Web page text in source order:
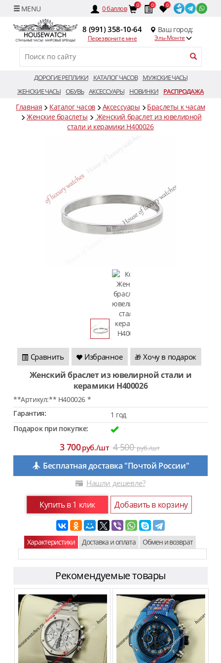
0баллов 0 0 0
8 (991) 358-10-64
Перезвоните мне
Ваш город:
Эль-Монте
ДОРОГИЕ РЕПЛИКИ КАТАЛОГ ЧАСОВ
МУЖСКИЕ ЧАСЫ
ЖЕНСКИЕ ЧАСЫ ОБУВЬ АКСЕССУАРЫ НОВИНКИ РАСПРОДАЖА
Главная Каталог часов Аксессуары
Браслеты к часам
Женские браслеты
Женский браслет из ювелирной
стали и керамики H400026
Сравнить Избранное 🎁 Хочу в подарок
Женский браслет из ювелирной стали и
керамики H400026
**Артикул:** H400026 *
Гарантия:
1 год
Подарок при покупке:
3 700руб./шт 4 500руб./шт
Бесплатная доставка "Почтой России"
Нашли дешевле?
Купить в 1 клик Добавить в корзину
Характеристики Доставка и оплата Обмен и возврат
Рекомендуемые товары